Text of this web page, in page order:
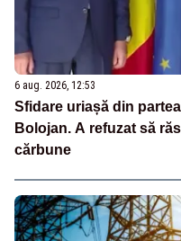
6 aug. 2026, 12:53
Sfidare uriașă din
Bolojan. A refuzat să
cărbune